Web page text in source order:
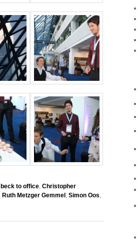
beck to office Christopher
Ruth Metzger Gemmel Simon Oos